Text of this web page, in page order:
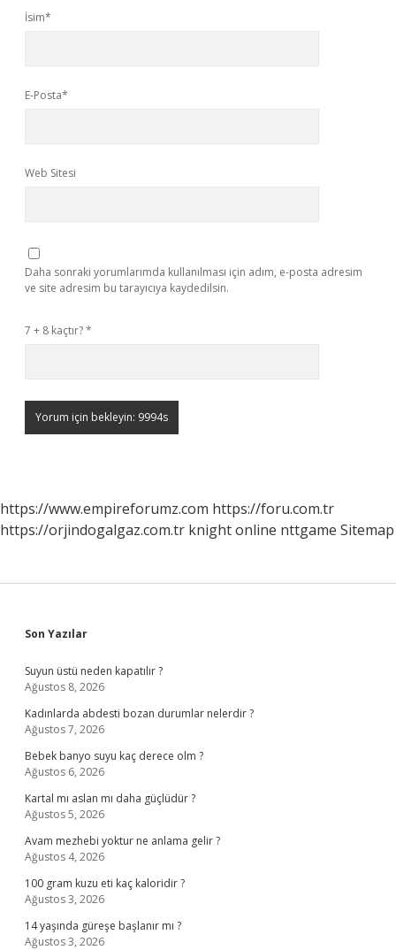
İsim*
E-Posta*
Web Sitesi
Daha sonraki yorumlarımda kullanılması için adım, e-posta adresim
ve site adresim bu tarayıcıya kaydedilsin.
7 + 8 kaçtır?*
https://www.empireforumz.com https://foru.com.tr
https://orjindogalgaz.com.tr knight online nttgame Sitemap
Sidebar
Son Yazılar
Suyun üstü neden kapatılır ?
Ağustos 8, 2026
Kadınlarda abdesti bozan durumlar nelerdir ?
Ağustos 7, 2026
Bebek banyo suyu kaç derece olm ?
Ağustos 6, 2026
Kartal mı aslan mı daha güçlüdür ?
Ağustos 5, 2026
Avam mezhebi yoktur ne anlama gelir ?
Ağustos 4, 2026
100 gram kuzu eti kaç kaloridir ?
Ağustos 3, 2026
14 yaşında güreşe başlanır mı ?
Ağustos 3, 2026